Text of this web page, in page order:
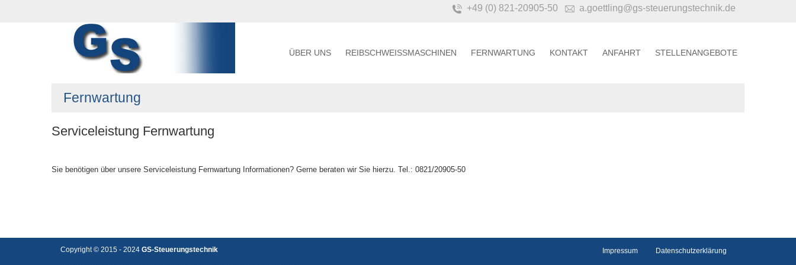
+49 (0) 821-20905-50 a.goettling@gs-steuerungstechnik.de
ÜBER UNS REIBSCHWEISSMASCHINEN FERNWARTUNG KONTAKT ANFAHRT STELLENANGEBOTE
Fernwartung
Serviceleistung Fernwartung
Sie benötigen über unsere Serviceleistung Fernwartung Informationen? Gerne beraten wir Sie hierzu. Tel.: 0821/20905-50
Copyright © 2015 - 2024 GS-Steuerungstechnik Impressum Datenschutzerklärung